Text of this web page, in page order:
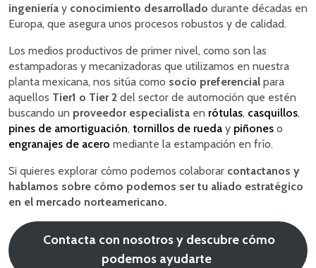
ingeniería y conocimiento desarrollado durante décadas en
Europa, que asegura unos procesos robustos y de calidad.
Los medios productivos de primer nivel, como son las
estampadoras y mecanizadoras que utilizamos en nuestra
planta mexicana, nos sitúa como socio preferencial para
aquellos Tier1 o Tier 2 del sector de automoción que estén
buscando un proveedor especialista en rótulas, casquillos,
pines de amortiguación, tornillos de rueda y piñones o
engranajes de acero mediante la estampación en frío.
Si quieres explorar cómo podemos colaborar contactanos y
hablamos sobre cómo podemos ser tu aliado estratégico
en el mercado norteamericano.
Contacta con nosotros y descubre cómo
podemos ayudarte